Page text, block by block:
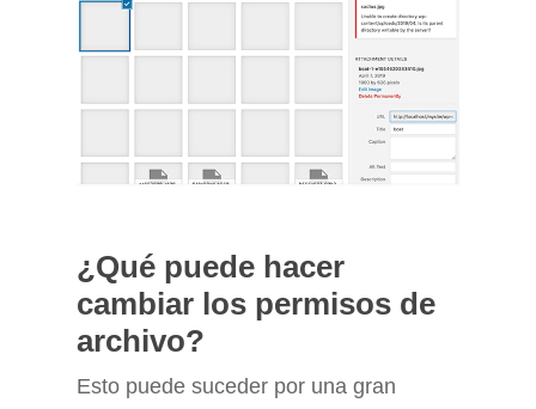
¿Qué puede hacer
cambiar los permisos de
archivo?
Esto puede suceder por una gran